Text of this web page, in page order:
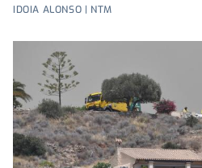
IDOIA ALONSO | NTM